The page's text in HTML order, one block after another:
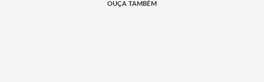
OUÇA TAMBÉM